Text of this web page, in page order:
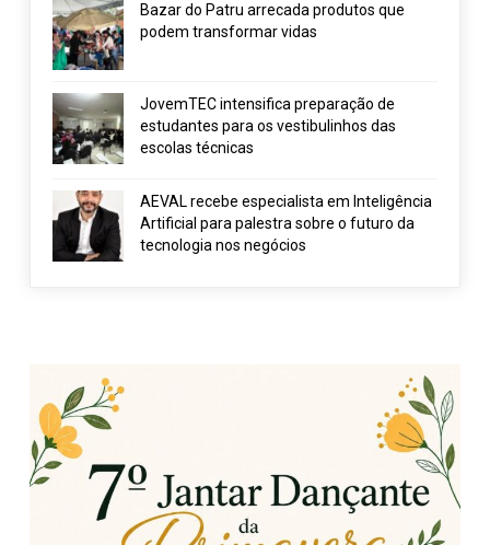
Bazar do Patru arrecada produtos que
podem transformar vidas
JovemTEC intensifica preparação de
estudantes para os vestibulinhos das
escolas técnicas
AEVAL recebe especialista em Inteligência
Artificial para palestra sobre o futuro da
tecnologia nos negócios